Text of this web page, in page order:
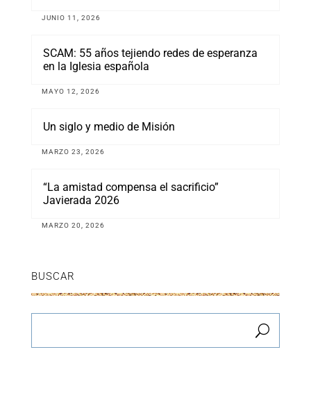
JUNIO 11, 2026
SCAM: 55 años tejiendo redes de esperanza
en la Iglesia española
MAYO 12, 2026
Un siglo y medio de Misión
MARZO 23, 2026
“La amistad compensa el sacrificio”
Javierada 2026
MARZO 20, 2026
BUSCAR